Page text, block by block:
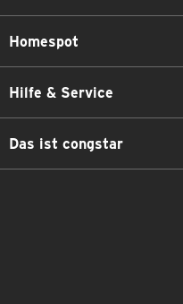
Homespot
Hilfe & Service
Das ist congstar